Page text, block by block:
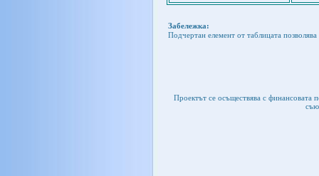
Забележка:
Подчертан елемент от таблицата
Проектът се осъществява с финансовата